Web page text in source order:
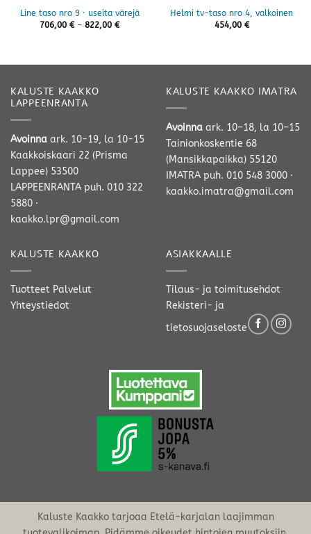
Line taso nro 9 · useita värejä
706,00 € – 822,00 €Hintaluokka:
Helmi tv-taso nro 4, valkoinen
454,00 €
KALUSTE KAAKKO
LAPPEENRANTA
Avoinna ark. 10-19, la 10-15
Kaakkoiskaari 22 (Prisma
Lappee) 53500
LAPPEENRANTA puh. 010 322
5880 ·
kaakko.lpr@gmail.com
KALUSTE KAAKKO IMATRA
Avoinna ark. 10–18, la 10–15
Tainionkoskentie 68
(Mansikkapaikka) 55120
IMATRA puh. 010 548 3000 ·
kaakko.imatra@gmail.com
KALUSTE KAAKKO
Tuotteet Palvelut
Yhteystiedot
ASIAKKAALLE
Tilaus- ja toimitusehdot
Rekisteri- ja
tietosuojaseloste
Kaluste Kaakko tarjoaa Etelä-karjalan laajimman